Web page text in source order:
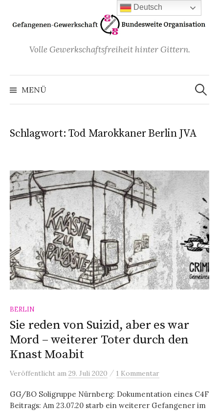
Inhalt
überspringen
Volle Gewerkschaftsfreiheit hinter Gittern.
MENÜ
Suchen
nach:
Schlagwort:Tod Marokkaner Berlin JVA
BERLIN
Sie reden von Suizid, aber es war
Mord – weiterer Toter durch den
Knast Moabit
Veröffentlicht am 29. Juli 2020 / 1 Kommentar
GG/BO Soligruppe Nürnberg: Dokumentation eines C4F
Beitrags: Am 23.07.20 starb ein weiterer Gefangener im
Deutsch